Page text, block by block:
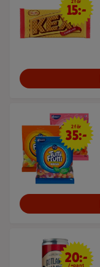
15:-
2 för 35 kr
2 för
35:-
20 kr + pant
20:-
/+pant